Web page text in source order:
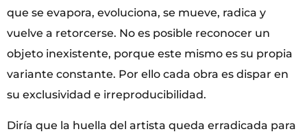
que se evapora, evoluciona, se mueve, radica y
vuelve a retorcerse. No es posible reconocer un
objeto inexistente, porque este mismo es su propia
variante constante. Por ello cada obra es dispar en
su exclusividad e irreproducibilidad.
Diría que la huella del artista queda erradicada para